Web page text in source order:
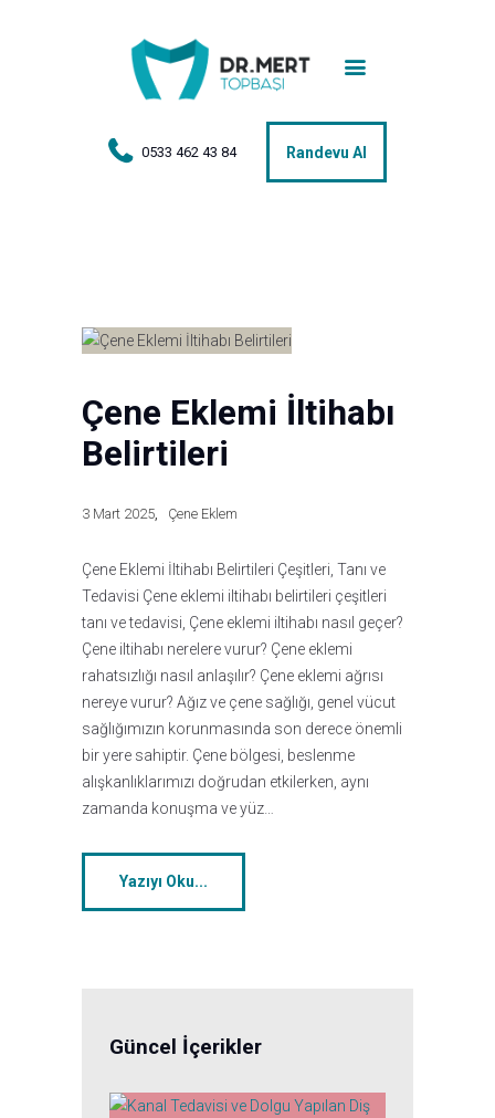
0533 462 43 84 Randevu Al
Anasayfa
Tedaviler
Hakkımda
İletişim
Çene Eklemi İltihabı
Belirtileri
3 Mart 2025 Çene Eklem
Çene Eklemi İltihabı Belirtileri Çeşitleri, Tanı ve
Tedavisi Çene eklemi iltihabı belirtileri çeşitleri
tanı ve tedavisi, Çene eklemi iltihabı nasıl geçer?
Çene iltihabı nerelere vurur? Çene eklemi
rahatsızlığı nasıl anlaşılır? Çene eklemi ağrısı
nereye vurur? Ağız ve çene sağlığı, genel vücut
sağlığımızın korunmasında son derece önemli
bir yere sahiptir. Çene bölgesi, beslenme
alışkanlıklarımızı doğrudan etkilerken, aynı
zamanda konuşma ve yüz…
Yazıyı Oku...
Güncel İçerikler